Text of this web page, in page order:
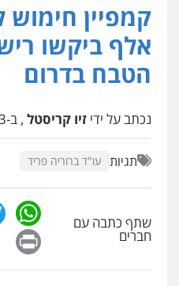
משרד עורכי
פלילי אסירים
עו"ד אילן
פשיעה
0522992110
אלף ביקשו
הטבח בדרום
נכתב על ידי זיו קריסטל , ב-22/10/2023 10:24
תגיות עו"ד ברוריה פריד
שתף כתבה עם
חברים